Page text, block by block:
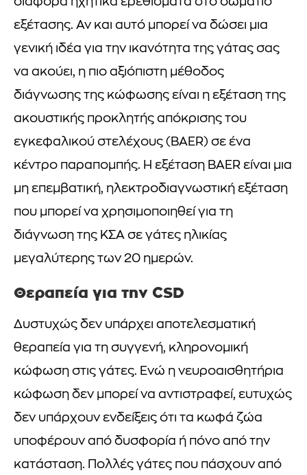
εξέτασης. Αν και αυτό μπορεί να δώσει μια
γενική ιδέα για την ικανότητα της γάτας σας
να ακούει, η πιο αξιόπιστη μέθοδος
διάγνωσης της κώφωσης είναι η εξέταση της
ακουστικής προκλητής απόκρισης του
εγκεφαλικού στελέχους (BAER) σε ένα
κέντρο παραπομπής. Η εξέταση BAER είναι μια
μη επεμβατική, ηλεκτροδιαγνωστική εξέταση
που μπορεί να χρησιμοποιηθεί για τη
διάγνωση της ΚΣΑ σε γάτες ηλικίας
μεγαλύτερης των 20 ημερών.
Θεραπεία για την CSD
Δυστυχώς δεν υπάρχει αποτελεσματική
θεραπεία για τη συγγενή, κληρονομική
κώφωση στις γάτες. Ενώ η νευροαισθητήρια
κώφωση δεν μπορεί να αντιστραφεί, ευτυχώς
δεν υπάρχουν ενδείξεις ότι τα κωφά ζώα
υποφέρουν από δυσφορία ή πόνο από την
κατάσταση. Πολλές γάτες που πάσχουν από